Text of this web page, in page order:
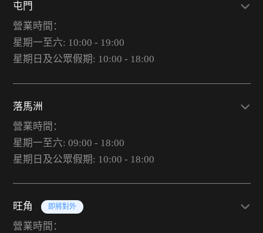
屯門
營業時間：
星期一至六: 10:00 - 19:00
星期日及公眾假期: 10:00 - 18:00
落馬洲
營業時間：
星期一至六: 09:00 - 18:00
星期日及公眾假期: 10:00 - 18:00
旺角 即將對外
營業時間：